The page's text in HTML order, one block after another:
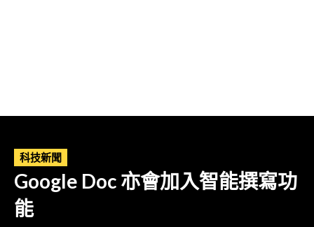
科技新聞
Google Doc 亦會加入智能撰寫功
能